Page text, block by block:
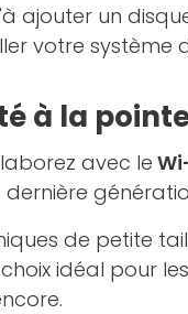
ajouter un disque
votre
à la
avec le
dernière
de petite
idéal pour